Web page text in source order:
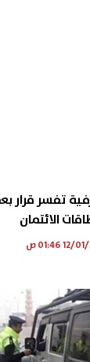
تفسر قرار
الائتمان